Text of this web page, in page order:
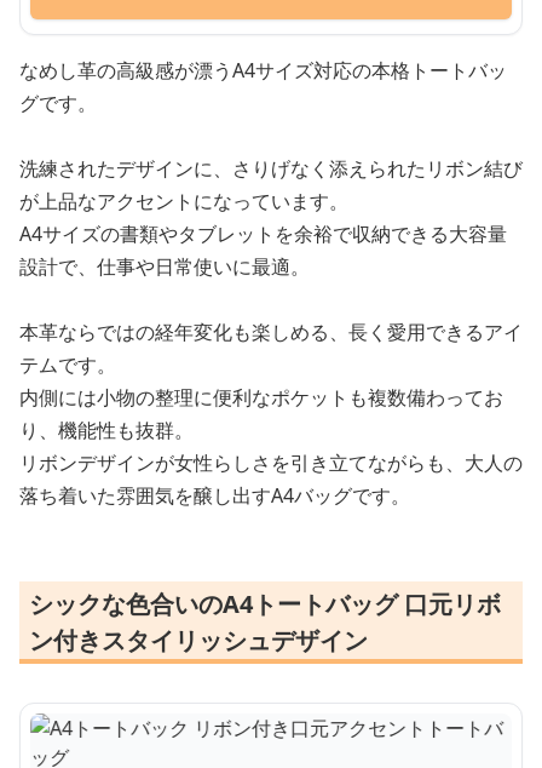
なめし革の高級感が漂うA4サイズ対応の本格トートバッ
グです。
洗練されたデザインに、さりげなく添えられたリボン結び
が上品なアクセントになっています。
A4サイズの書類やタブレットを余裕で収納できる大容量
設計で、仕事や日常使いに最適。
本革ならではの経年変化も楽しめる、長く愛用できるアイ
テムです。
内側には小物の整理に便利なポケットも複数備わってお
り、機能性も抜群。
リボンデザインが女性らしさを引き立てながらも、大人の
落ち着いた雰囲気を醸し出すA4バッグです。
シックな色合いのA4トートバッグ 口元リボ
ン付きスタイリッシュデザイン